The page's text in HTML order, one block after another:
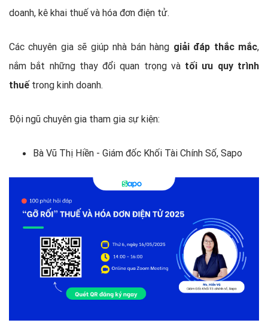
doanh, kê khai thuế và hóa đơn điện tử.
Các chuyên gia sẽ giúp nhà bán hàng giải đáp thắc mắc,
nắm bắt những thay đổi quan trọng và tối ưu quy trình
thuếtrong kinh doanh.
Đội ngũ chuyên gia tham gia sự kiện:
Bà Vũ Thị Hiền - Giám đốc Khối Tài Chính Số, Sapo